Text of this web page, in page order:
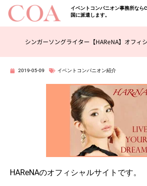
イベントコンパニオン事務所なら
国に派遣します。
シンガーソングライター【HAReNA】オフィ
2019-05-09 イベントコンパニオン紹介
HAReNAのオフィシャルサイトです。